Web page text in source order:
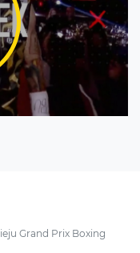
Grand Prix Boxing